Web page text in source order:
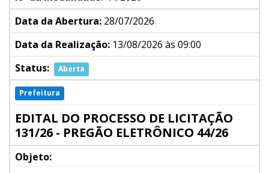
Data da Abertura: 28/07/2026
Data da Realização: 13/08/2026 às 09:00
Status:
Aberta
Prefeitura
EDITAL DO PROCESSO DE LICITAÇÃO
131/26 - PREGÃO ELETRÔNICO 44/26
Objeto: